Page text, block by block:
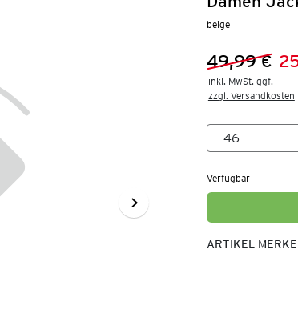
beige
Vorheriger
49,99 €
Neuer
inkl. MwSt. ggf.
zzgl. Versandkosten
Verfügbar
ARTIKEL